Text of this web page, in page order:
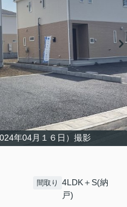
年04月１６日）撮影
間取り
4LDK＋S(納
戸)